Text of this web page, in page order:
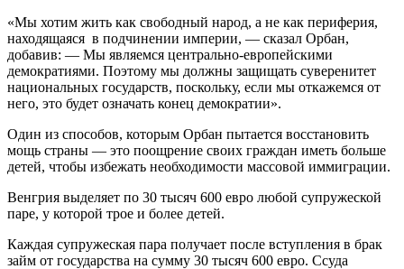
«Мы хотим жить как свободный народ, а не как периферия,
находящаяся в подчинении империи, — сказал Орбан,
добавив: — Мы являемся центрально-европейскими
демократиями. Поэтому мы должны защищать суверенитет
национальных государств, поскольку, если мы откажемся от
него, это будет означать конец демократии».
Один из способов, которым Орбан пытается восстановить
мощь страны — это поощрение своих граждан иметь больше
детей, чтобы избежать необходимости массовой иммиграции.
Венгрия выделяет по 30 тысяч 600 евро любой супружеской
паре, у которой трое и более детей.
Каждая супружеская пара получает после вступления в брак
займ от государства на сумму 30 тысяч 600 евро. Ссуда ​​